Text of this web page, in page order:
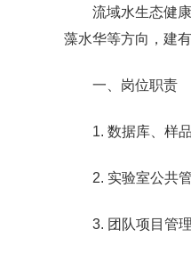
流域水生态健
藻水华等方向，建
一、岗位职责
1. 数据库、样
2. 实验室公共
3. 团队项目管